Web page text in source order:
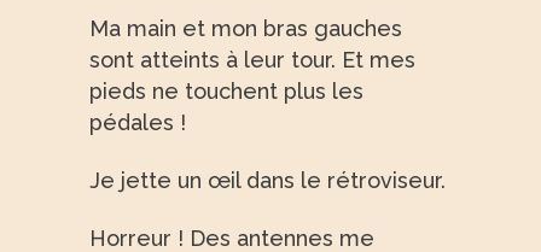
Ma main et mon bras gauches
sont atteints à leur tour. Et mes
pieds ne touchent plus les
pédales !
Je jette un œil dans le rétroviseur.
Horreur ! Des antennes me